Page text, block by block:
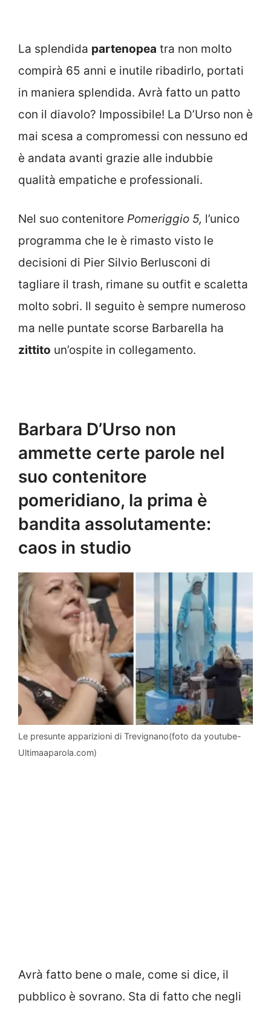
La splendida partenopea tra non molto
compirà 65 anni e inutile ribadirlo, portati
in maniera splendida. Avrà fatto un patto
con il diavolo? Impossibile! La D’Urso non è
mai scesa a compromessi con nessuno ed
è andata avanti grazie alle indubbie
qualità empatiche e professionali.
Nel suo contenitore Pomeriggio 5, l’unico
programma che le è rimasto visto le
decisioni di Pier Silvio Berlusconi di
tagliare il trash, rimane su outfit e scaletta
molto sobri. Il seguito è sempre numeroso
ma nelle puntate scorse Barbarella ha
zittito un’ospite in collegamento.
Barbara D’Urso non
ammette certe parole nel
suo contenitore
pomeridiano, la prima è
bandita assolutamente:
caos in studio
Le presunte apparizioni di Trevignano(foto da youtube-
Ultimaaparola.com)
Avrà fatto bene o male, come si dice, il
pubblico è sovrano. Sta di fatto che negli